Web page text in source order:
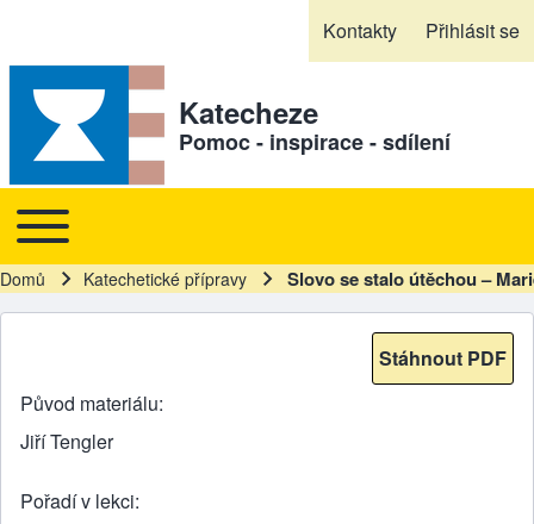
Kontakty Přihlásit se
Katecheze
Pomoc - inspirace - sdílení
Hlavní navigace
Toggle main menu
Drobečková navigace
Domů Katechetické přípravy Slovo se stalo útěchou –
Stáhnout PDF
Původ materiálu
Jiří Tengler
Pořadí v lekci